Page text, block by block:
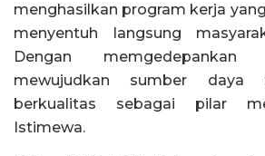
menghasilkan program kerja
menyentuh langsung
Dengan
mewujudkan sumber daya
berkualitas sebagai pilar
Istimewa.